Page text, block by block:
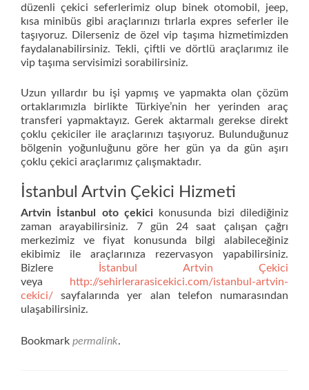
düzenli çekici seferlerimiz olup binek otomobil, jeep,
kısa minibüs gibi araçlarınızı tırlarla expres seferler ile
taşıyoruz. Dilerseniz de özel vip taşıma hizmetimizden
faydalanabilirsiniz. Tekli, çiftli ve dörtlü araçlarımız ile
vip taşıma servisimizi sorabilirsiniz.
Uzun yıllardır bu işi yapmış ve yapmakta olan çözüm
ortaklarımızla birlikte Türkiye’nin her yerinden araç
transferi yapmaktayız. Gerek aktarmalı gerekse direkt
çoklu çekiciler ile araçlarınızı taşıyoruz. Bulunduğunuz
bölgenin yoğunluğunu göre her gün ya da gün aşırı
çoklu çekici araçlarımız çalışmaktadır.
İstanbul Artvin Çekici Hizmeti
Artvin İstanbul oto çekici konusunda bizi dilediğiniz
zaman arayabilirsiniz. 7 gün 24 saat çalışan çağrı
merkezimiz ve fiyat konusunda bilgi alabileceğiniz
ekibimiz ile araçlarınıza rezervasyon yapabilirsiniz.
Bizlere
İstanbul Artvin Çekici
veya
http://sehirlerarasicekici.com/istanbul-artvin-
cekici/ sayfalarında yer alan telefon numarasından
ulaşabilirsiniz.
Bookmark permalink.